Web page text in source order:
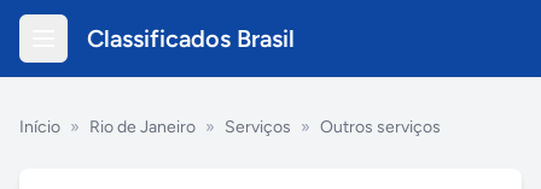
Classificados Brasil
Início » Rio de Janeiro » Serviços » Outros serviços